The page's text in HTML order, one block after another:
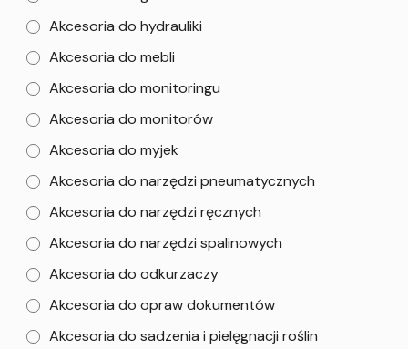
Akcesoria do hydrauliki
Akcesoria do mebli
Akcesoria do monitoringu
Akcesoria do monitorów
Akcesoria do myjek
Akcesoria do narzędzi pneumatycznych
Akcesoria do narzędzi ręcznych
Akcesoria do narzędzi spalinowych
Akcesoria do odkurzaczy
Akcesoria do opraw dokumentów
Akcesoria do sadzenia i pielęgnacji roślin